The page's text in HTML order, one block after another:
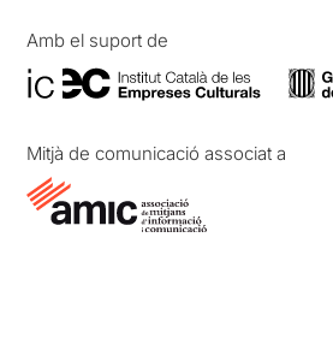
Amb el suport de
Mitjà de comunicació associat a